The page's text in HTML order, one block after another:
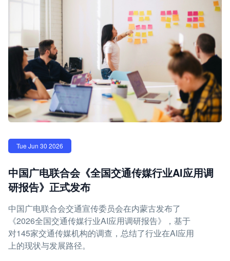
Tue Jun 30 2026
中国广电联合会《全国交通传媒行业AI应用调
研报告》正式发布
中国广电联合会交通宣传委员会在内蒙古发布了
《2026全国交通传媒行业AI应用调研报告》，基于
对145家交通传媒机构的调查，总结了行业在AI应用
上的现状与发展路径。